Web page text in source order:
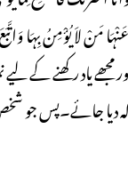
یاد رکھنے کے
دیا جائے۔پس جو